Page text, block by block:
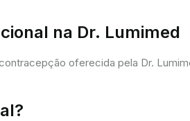
na Dr. Lumimed
oferecida pela Dr.